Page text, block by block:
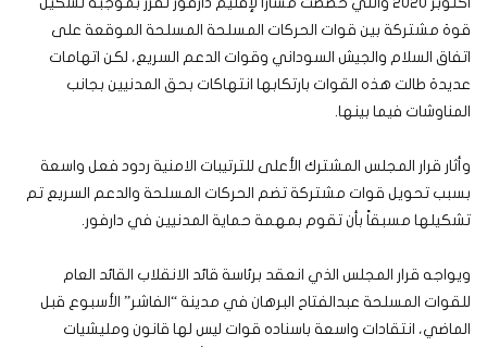
قوة مشتركة بين قوات الحركات المسلحة المسلحة الموقعة على
اتفاق السلام والجيش السوداني وقوات الدعم السريع، لكن اتهامات
عديدة طالت هذه القوات بارتكابها انتهاكات بحق المدنيين بجانب
المناوشات فيما بينها.
وأثار قرار المجلس المشترك الأعلى للترتيبات الامنية ردود فعل واسعة
بسبب تحويل قوات مشتركة تضم الحركات المسلحة والدعم السريع تم
تشكيلها مسبقاً بأن تقوم بمهمة حماية المدنيين في دارفور.
ويواجه قرار المجلس الذي انعقد برئاسة قائد الانقلاب القائد العام
للقوات المسلحة عبدالفتاح البرهان في مدينة “الفاشر” الأسبوع قبل
الماضي، انتقادات واسعة باسناده قوات ليس لها قانون ومليشيات